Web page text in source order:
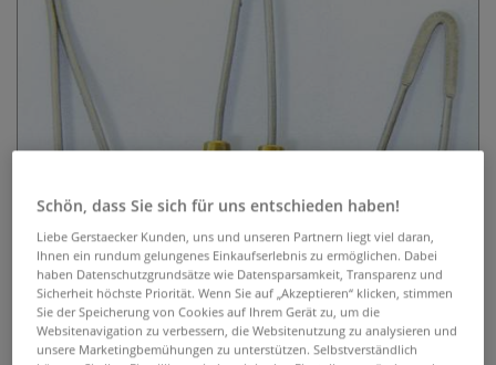
Schön, dass Sie sich für uns entschieden haben!
Liebe Gerstaecker Kunden, uns und unseren Partnern liegt viel daran,
Ihnen ein rundum gelungenes Einkaufserlebnis zu ermöglichen. Dabei
haben Datenschutzgrundsätze wie Datensparsamkeit, Transparenz und
Sicherheit höchste Priorität. Wenn Sie auf „Akzeptieren“ klicken, stimmen
Sie der Speicherung von Cookies auf Ihrem Gerät zu, um die
Websitenavigation zu verbessern, die Websitenutzung zu analysieren und
unsere Marketingbemühungen zu unterstützen. Selbstverständlich